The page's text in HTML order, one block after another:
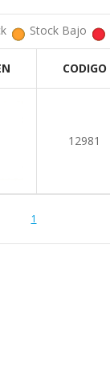
Stock Bajo
CODIGO
12981
1